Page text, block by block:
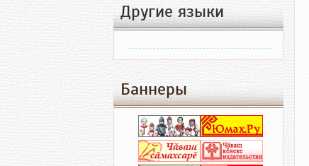
Другие языки
Баннеры